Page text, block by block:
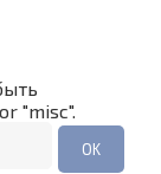
"misc".